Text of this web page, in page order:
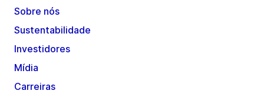
Sobre nós
Sustentabilidade
Investidores
Mídia
Carreiras